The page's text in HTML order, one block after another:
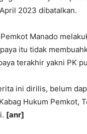
2023 dibatalkan.
Manado
itu tidak
terakhir yakni PK
ini dirilis, belum
Hukum Pemkot,
[anr]